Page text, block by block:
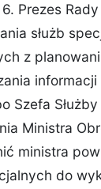
Prezes
służb
z
Szefa
Ministra
ministra
do